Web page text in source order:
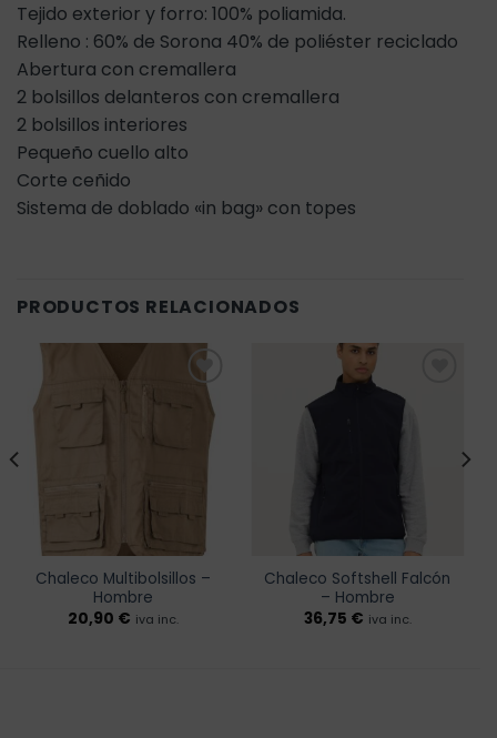
Tejido exterior y forro: 100% poliamida.
Relleno : 60% de Sorona 40% de poliéster reciclado
Abertura con cremallera
2 bolsillos delanteros con cremallera
2 bolsillos interiores
Pequeño cuello alto
Corte ceñido
Sistema de doblado «in bag» con topes
PRODUCTOS RELACIONADOS
Añadir
lista de
deseos
Chaleco Multibolsillos –
Hombre
20,90 € iva inc.
Chaleco Softshell Falcón
– Hombre
36,75 € iva inc.